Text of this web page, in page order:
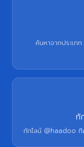
ค้นหาจากประเ
ทั
ทักไลน์ @haadoo